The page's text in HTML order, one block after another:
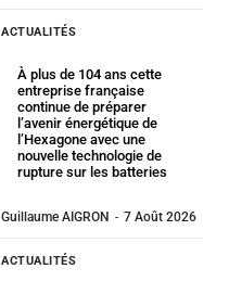
ACTUALITÉS
À plus de 104 ans cette
entreprise française
continue de préparer
l’avenir énergétique de
l’Hexagone avec une
nouvelle technologie de
rupture sur les batteries
Guillaume AIGRON - 7 Août 2026
ACTUALITÉS